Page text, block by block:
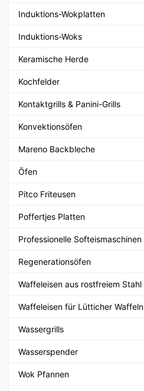
Induktions-Wokplatten
Induktions-Woks
Keramische Herde
Kochfelder
Kontaktgrills & Panini-Grills
Konvektionsöfen
Mareno Backbleche
Öfen
Pitco Friteusen
Poffertjes Platten
Professionelle Softeismaschinen
Regenerationsöfen
Waffeleisen aus rostfreiem Stahl
Waffeleisen für Lütticher Waffeln
Wassergrills
Wasserspender
Wok Pfannen